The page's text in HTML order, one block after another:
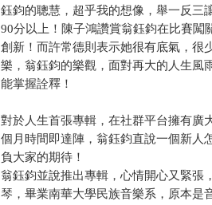
鈺鈞的聰慧，超乎我的想像，舉一反三
90分以上！陳子鴻讚賞翁鈺鈞在比賽
創新！而許常德則表示她很有底氣，很
樂，翁鈺鈞的樂觀，面對再大的人生風
能掌握詮釋！
對於人生首張專輯，在社群平台擁有廣
個月時間即達陣，翁鈺鈞直說一個新人
負大家的期待！
翁鈺鈞並說推出專輯，心情開心又緊張
琴，畢業南華大學民族音樂系，原本是